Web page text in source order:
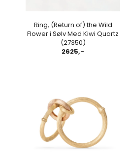
Ring, (Return of) the Wild
Flower i Sølv Med Kiwi Quartz
(27350)
2625,-